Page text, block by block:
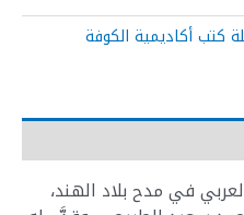
كتب أكاديمية الكوفة
في مدح بلاد الهند،